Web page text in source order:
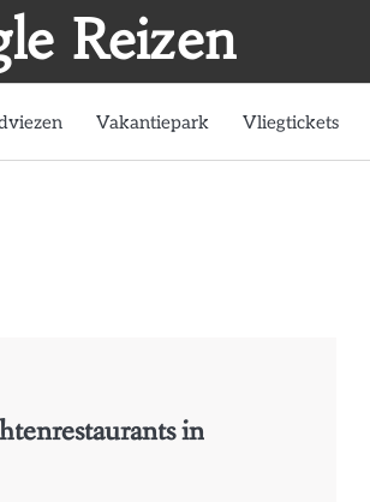
Reizen
Vakantiepark Vliegtickets
in